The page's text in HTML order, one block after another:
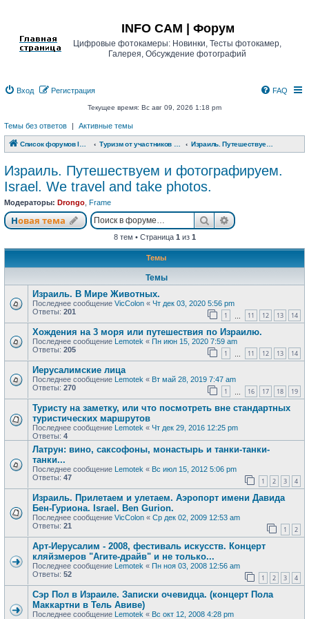
INFO CAM | Форум
Цифровые фотокамеры: Новинки, Тесты фотокамер,
Галерея, Обсуждение фотографий
Вход Регистрация FAQ
Текущее время: Вс авг 09, 2026 1:18 pm
Темы без ответов | Активные темы
Список форумов INFO CAM | Форум
Израиль. Путешествуем и фотографируем.
Israel. We travel and take photos.
Модераторы: Drongo Frame
Новая тема
Новая тема ПоискРасширенный
8 тем • Страница 1 из 1
Темы
Темы
Израиль. В Мире Животных.
Последнее сообщение VicColon « Чт дек 03, 2020 5:56 pm
Ответы: 201 1 11 12 13 14
Хождения на 3 моря или путешествия по Израилю.
Последнее сообщение Lemotek « Пн июн 15, 2020 7:59 am
Ответы: 205 1 11 12 13 14
Иерусалимские лица
Последнее сообщение Lemotek « Вт май 28, 2019 7:47 am
Ответы: 270 1 16 17 18 19
Туристу на заметку, или что посмотреть вне стандартных
туристических маршрутов
Последнее сообщение Lemotek « Чт дек 29, 2016 12:25 pm
Ответы: 4
Латрун: вино, саксофоны, монастырь и танки-танки-
танки...
Последнее сообщение Lemotek « Вс июл 15, 2012 5:06 pm
Ответы: 47 1 2 3 4
Израиль. Прилетаем и улетаем. Аэропорт имени Давида
Бен-Гуриона. Israel. Ben Gurion.
Последнее сообщение VicColon « Ср дек 02, 2009 12:53 am
Ответы: 21 1 2
Арт-Иерусалим - 2008, фестиваль искусств. Концерт
кляйзмеров "Агите-драйв" и не только...
Последнее сообщение Lemotek « Пн ноя 03, 2008 12:56 am
Ответы: 52 1 2 3 4
Сэр Пол в Израиле. Записки очевидца. (концерт Пола
Маккартни в Тель Авиве)
Последнее сообщение Lemotek « Вс окт 12, 2008 4:28 pm